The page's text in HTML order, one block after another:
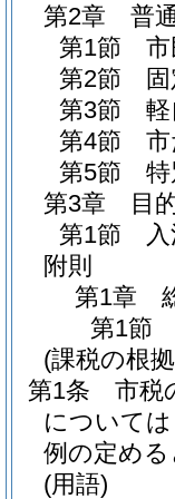
第2章
普
第1節
第2節
第3節
第4節
第5節
第3章
目
第1節
附則
第1章
第1節
(課税の根
第1条
市税
について
例の定め
(用語)